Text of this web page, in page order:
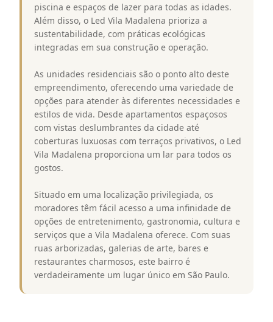
piscina e espaços de lazer para todas as idades.
Além disso, o Led Vila Madalena prioriza a
sustentabilidade, com práticas ecológicas
integradas em sua construção e operação.
As unidades residenciais são o ponto alto deste
empreendimento, oferecendo uma variedade de
opções para atender às diferentes necessidades e
estilos de vida. Desde apartamentos espaçosos
com vistas deslumbrantes da cidade até
coberturas luxuosas com terraços privativos, o Led
Vila Madalena proporciona um lar para todos os
gostos.
Situado em uma localização privilegiada, os
moradores têm fácil acesso a uma infinidade de
opções de entretenimento, gastronomia, cultura e
serviços que a Vila Madalena oferece. Com suas
ruas arborizadas, galerias de arte, bares e
restaurantes charmosos, este bairro é
verdadeiramente um lugar único em São Paulo.